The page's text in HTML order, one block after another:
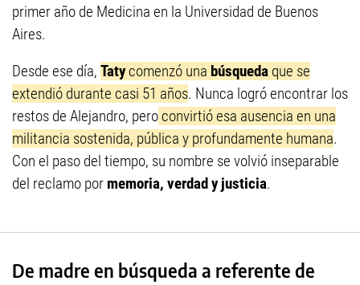
primer año de Medicina en la Universidad de Buenos
Aires.
Desde ese día, Tatycomenzó una búsqueda que se
extendió durante casi 51 años. Nunca logró encontrar los
restos de Alejandro, pero convirtió esa ausencia en una
militancia sostenida, pública y profundamente humana.
Con el paso del tiempo, su nombre se volvió inseparable
del reclamo por memoria, verdad y justicia.
De madre en búsqueda a referente de